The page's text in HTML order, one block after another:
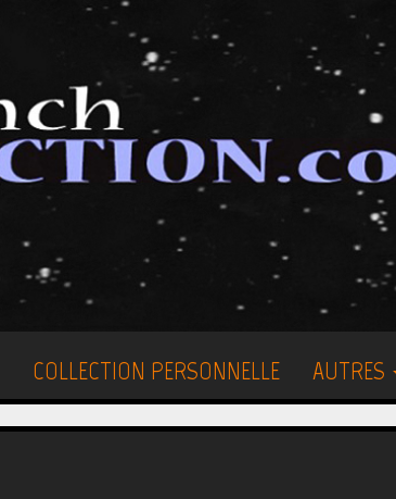
COLLECTION PERSONNELLE AUTRES